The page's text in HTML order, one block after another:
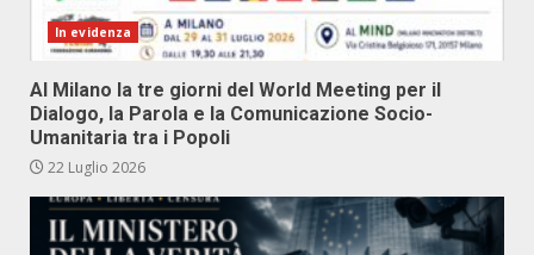
In evidenza
Al Milano la tre giorni del World Meeting per il
Dialogo, la Parola e la Comunicazione Socio-
Umanitaria tra i Popoli
22 Luglio 2026